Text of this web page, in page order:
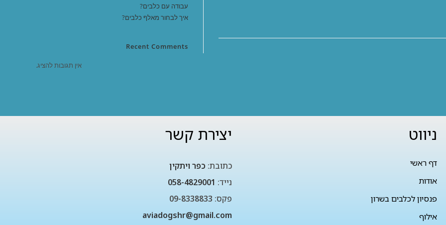
עבודה עם כלבים?
איך לבחור מאלף כלבים?
Recent Comments
אין תגובות להציג.
ניווט
דף ראשי
אודות
פנסיון לכלבים בשרון
אילוף
יצירת קשר
כתובת: כפר ויתקין
נייד: 058-4829001
פקס:
aviadogshr@gmail.com